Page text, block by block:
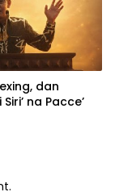
dan
na Pacce’